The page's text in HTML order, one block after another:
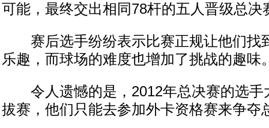
可能，最终交出相同78杆的五人晋级总决
赛后选手纷纷表示比赛正规让他们找
乐趣，而球场的难度也增加了挑战的趣味
令人遗憾的是，2012年总决赛的选手
拔赛，他们只能去参加外卡资格赛来争夺